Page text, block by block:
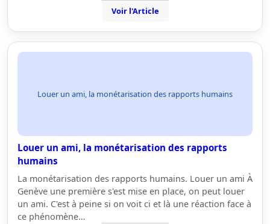
Voir l'Article
Louer un ami, la monétarisation des rapports humains
Louer un ami, la monétarisation des rapports
humains
La monétarisation des rapports humains. Louer un ami À
Genève une première s'est mise en place, on peut louer
un ami. C'est à peine si on voit ci et là une réaction face à
ce phénomène…